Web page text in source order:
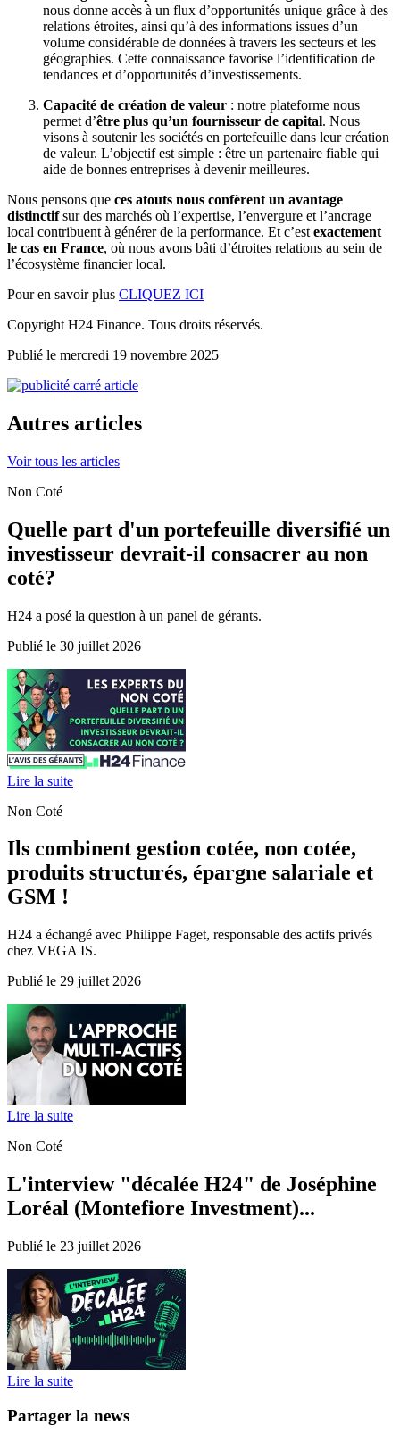
nous donne accès à un flux d’opportunités unique grâce à des
relations étroites, ainsi qu’à des informations issues d’un
volume considérable de données à travers les secteurs et les
géographies. Cette connaissance favorise l’identification de
tendances et d’opportunités d’investissements.
Capacité de création de valeur : notre plateforme nous
permet d’être plus qu’un fournisseur de capital. Nous
visons à soutenir les sociétés en portefeuille dans leur création
de valeur. L’objectif est simple : être un partenaire fiable qui
aide de bonnes entreprises à devenir meilleures.
Nous pensons que ces atouts nous confèrent un avantage
distinctifsur des marchés où l’expertise, l’envergure et l’ancrage
local contribuent à générer de la performance. Et c’est exactement
le cas en France, où nous avons bâti d’étroites relations au sein de
l’écosystème financier local.
Pour en savoir plus CLIQUEZ ICI
Copyright H24 Finance. Tous droits réservés.
Publié le mercredi 19 novembre 2025
Autres articles
Voir tous les articles
Non Coté
Quelle part d'un portefeuille diversifié un
investisseur devrait-il consacrer au non
coté?
H24 a posé la question à un panel de gérants.
Publié le 30 juillet 2026
Lire la suite
Non Coté
Ils combinent gestion cotée, non cotée,
produits structurés, épargne salariale et
GSM !
H24 a échangé avec Philippe Faget, responsable des actifs privés
chez VEGA IS.
Publié le 29 juillet 2026
Lire la suite
Non Coté
L'interview "décalée H24" de Joséphine
Loréal (Montefiore Investment)...
Publié le 23 juillet 2026
Lire la suite
Partager la news